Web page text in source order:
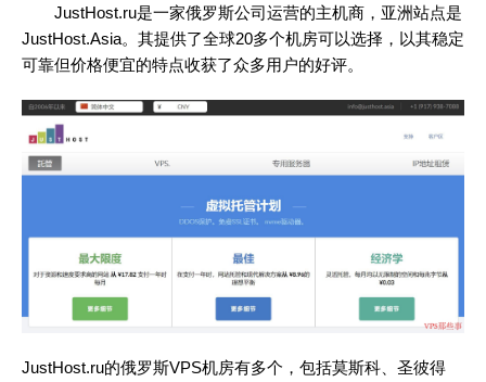
JustHost.ru是一家俄罗斯公司运营的主机商，亚洲站点是
JustHost.Asia。其提供了全球20多个机房可以选择，以其稳定
可靠但价格便宜的特点收获了众多用户的好评。
JustHost.ru的俄罗斯VPS机房有多个，包括莫斯科、圣彼得